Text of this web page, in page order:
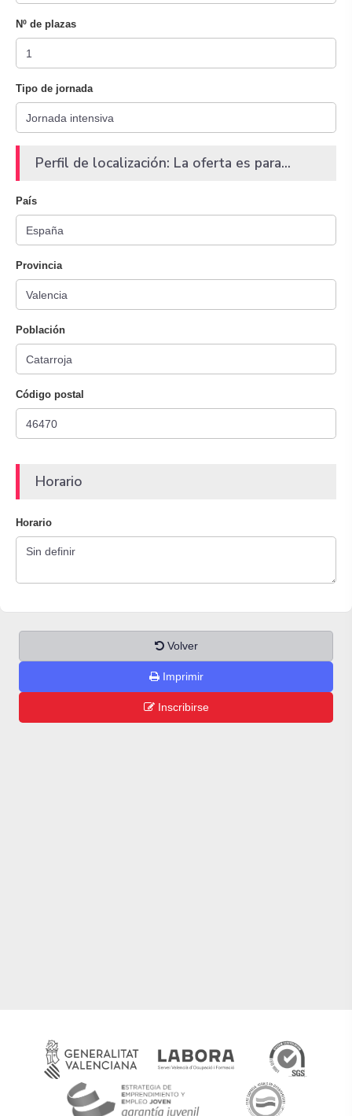
Nº de plazas
Tipo de jornada
Perfil de localización: La oferta es para...
País
Provincia
Población
Código postal
Horario
Horario
Volver
Imprimir
Inscribirse